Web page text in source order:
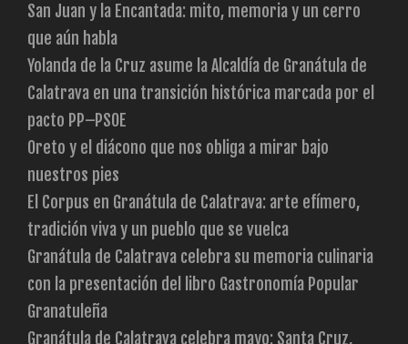
San Juan y la Encantada: mito, memoria y un cerro
que aún habla
Yolanda de la Cruz asume la Alcaldía de Granátula de
Calatrava en una transición histórica marcada por el
pacto PP–PSOE
Oreto y el diácono que nos obliga a mirar bajo
nuestros pies
El Corpus en Granátula de Calatrava: arte efímero,
tradición viva y un pueblo que se vuelca
Granátula de Calatrava celebra su memoria culinaria
con la presentación del libro Gastronomía Popular
Granatuleña
Granátula de Calatrava celebra mayo: Santa Cruz,